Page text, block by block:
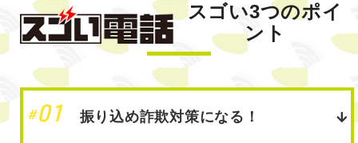
スゴい3つのポイ
ント
#01 振り込め詐欺対策になる！